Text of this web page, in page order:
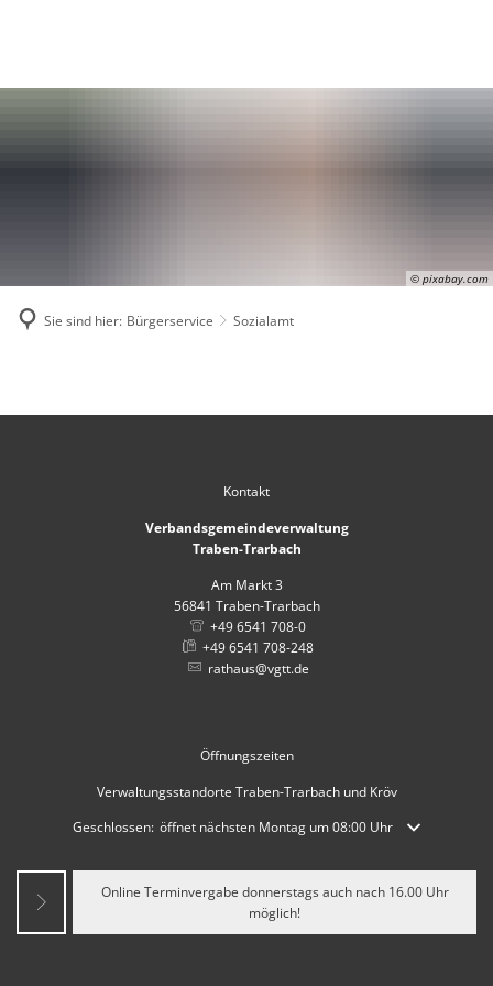
© pixabay.com
Sie sind hier: Bürgerservice Sozialamt
Kontakt
Verbandsgemeindeverwaltung
Traben-Trarbach
Am Markt 3
56841 Traben-Trarbach
+49 6541 708-0
+49 6541 708-248
rathaus@vgtt.de
Öffnungszeiten
Verwaltungsstandorte Traben-Trarbach und Kröv
Klicken, um weitere Öffnungs- oder Schließzeiten auszublenden
Geschlossen: öffnet nächsten Montag um 08:00 Uhr
Online Terminvergabe donnerstags auch nach 16.00 Uhr
möglich!